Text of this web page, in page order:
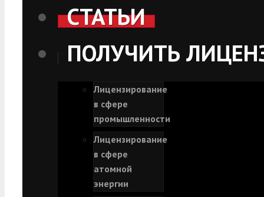
СТАТЬИ
ПОЛУЧИТЬ
Лицензирование
в сфере
промышленности
Лицензирование
в сфере
атомной
энергии